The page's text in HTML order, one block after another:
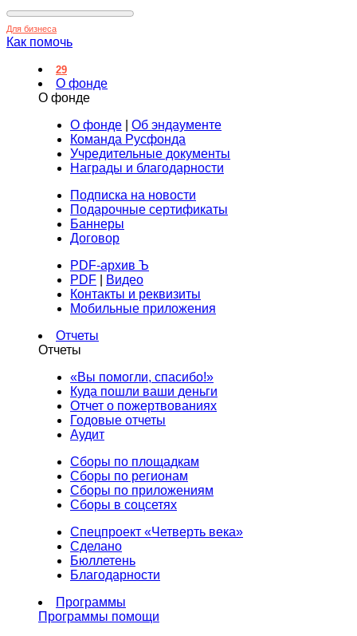
Для бизнеса
Как помочь
29
О фонде
О фонде
О фонде
Об эндаументе
Команда Русфонда
Учредительные документы
Награды и благодарности
Подписка на новости
Подарочные сертификаты
Баннеры
Договор
PDF-архив Ъ
PDF
Видео
Контакты и реквизиты
Мобильные приложения
Отчеты
Отчеты
«Вы помогли, спасибо!»
Куда пошли ваши деньги
Отчет о пожертвованиях
Годовые отчеты
Аудит
Сборы по площадкам
Сборы по регионам
Сборы по приложениям
Сборы в соцсетях
Спецпроект «Четверть века»
Сделано
Бюллетень
Благодарности
Программы
Программы помощи